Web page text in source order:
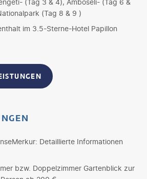
(Tag 8 & 9 )
im 3.5-Sterne-Hotel Papillon
Detaillierte Informationen
bzw. Doppelzimmer Gartenblick zur